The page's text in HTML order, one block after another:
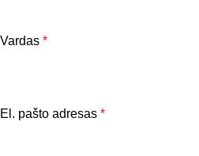
Vardas *
El. pašto adresas *